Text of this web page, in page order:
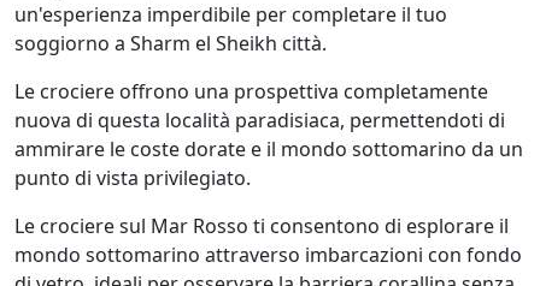
un'esperienza imperdibile per completare il tuo
soggiorno a Sharm el Sheikh città.
Le crociere offrono una prospettiva completamente
nuova di questa località paradisiaca, permettendoti di
ammirare le coste dorate e il mondo sottomarino da un
punto di vista privilegiato.
Le crociere sul Mar Rosso ti consentono di esplorare il
mondo sottomarino attraverso imbarcazioni con fondo